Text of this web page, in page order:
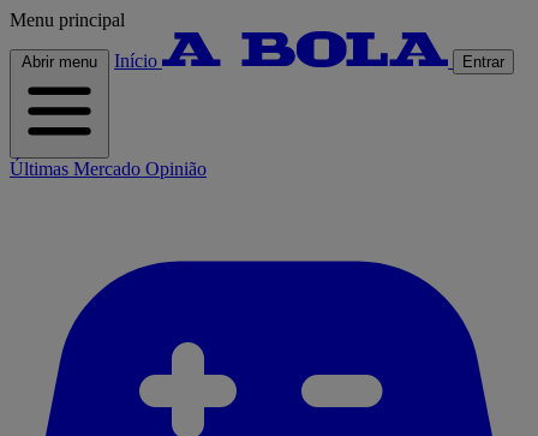
Menu principal
Abrir menu Início Entrar
Últimas Mercado Opinião